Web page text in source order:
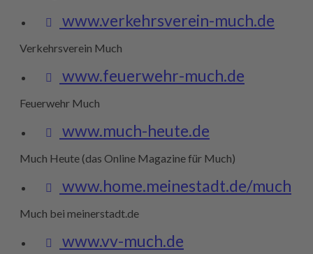
www.verkehrsverein-much.de
Verkehrsverein Much
www.feuerwehr-much.de
Feuerwehr Much
www.much-heute.de
Much Heute (das Online Magazine für Much)
www.home.meinestadt.de/much
Much bei meinerstadt.de
www.vv-much.de